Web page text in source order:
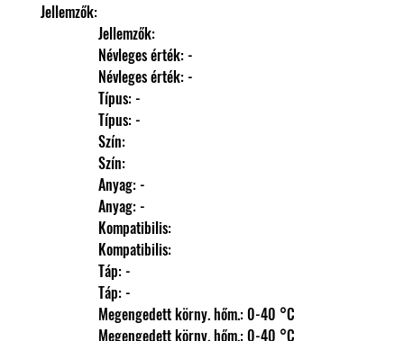
Jellemzők:
                Jellemzők:
                Névleges érték: -
                Névleges érték: -
                Típus: -
                Típus: -
                Szín:
                Szín:
                Anyag: -
                Anyag: -
                Kompatibilis:
                Kompatibilis:
                Táp: -
                Táp: -
                Megengedett körny. hőm.: 0-40 °C
                Megengedett körny. hőm.: 0-40 °C